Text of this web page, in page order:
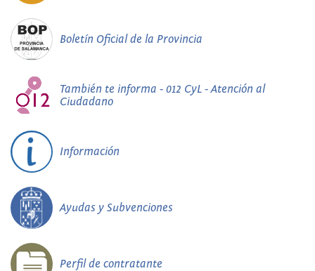
Boletín Oficial de la Provincia
También te informa - 012 CyL - Atención al
Ciudadano
Información
Ayudas y Subvenciones
Perfil de contratante